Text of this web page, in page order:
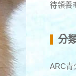
待領養
分
ARC青